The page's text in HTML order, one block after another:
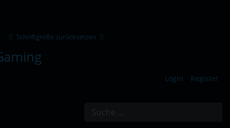
Schriftgröße zurücksetzen
Login Register